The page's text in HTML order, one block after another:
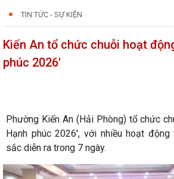
TIN TỨC - SỰ KIỆN
Kiến An tổ chức chuỗi hoạt
phúc 2026'
Phường Kiến An (Hải Phòng) tổ chức
Hạnh phúc 2026', với nhiều hoạt
sắc diễn ra trong 7 ngày.